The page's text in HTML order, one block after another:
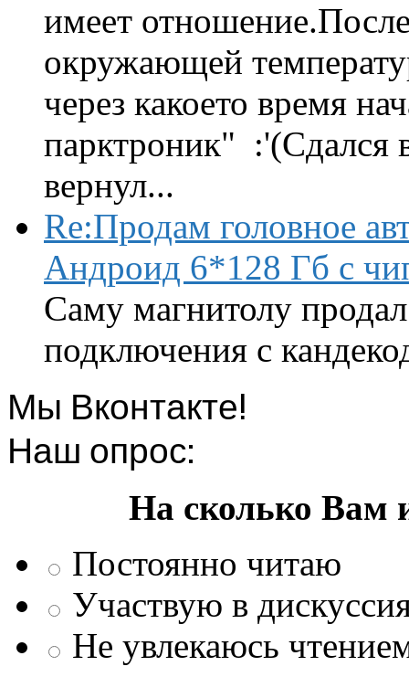
имеет
окружающей
через какоето время
парктроник" :'(Сдался
вернул...
Re:Продам головное
Андроид 6*128 Гб с
Саму магнитолу
подключения с
Мы Вконтакте!
Наш опрос:
На сколько Вам
Постоянно читаю
Участвую в
Не увлекаюсь